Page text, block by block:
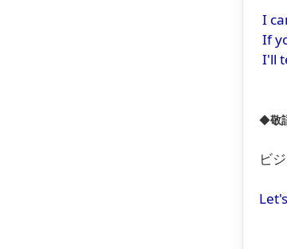
I
If
I'll
◆敬
ビ